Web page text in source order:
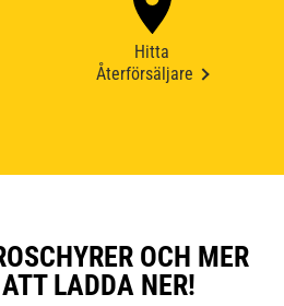
Hitta
Återförsäljare
OCH MER
LADDA NER!